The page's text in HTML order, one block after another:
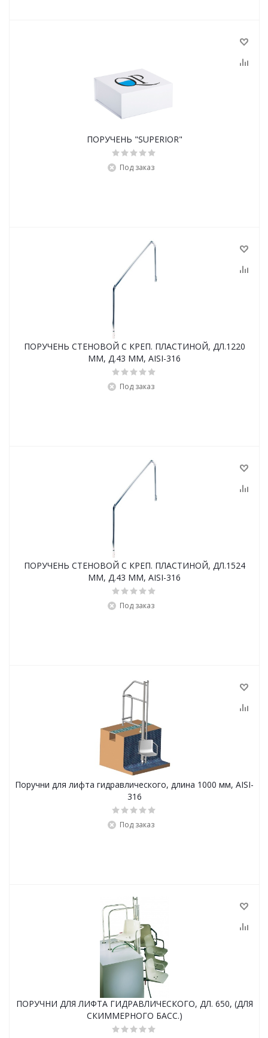
ПОРУЧЕНЬ "SUPERIOR"
Под заказ
ПОРУЧЕНЬ СТЕНОВОЙ С КРЕП. ПЛАСТИНОЙ, ДЛ.1220
ММ, Д.43 ММ, АISI-316
Под заказ
ПОРУЧЕНЬ СТЕНОВОЙ С КРЕП. ПЛАСТИНОЙ, ДЛ.1524
ММ, Д.43 ММ, АISI-316
Под заказ
Поручни для лифта гидравлического, длина 1000 мм, AISI-
316
Под заказ
ПОРУЧНИ ДЛЯ ЛИФТА ГИДРАВЛИЧЕСКОГО, ДЛ. 650, (ДЛЯ
СКИММЕРНОГО БАСС.)